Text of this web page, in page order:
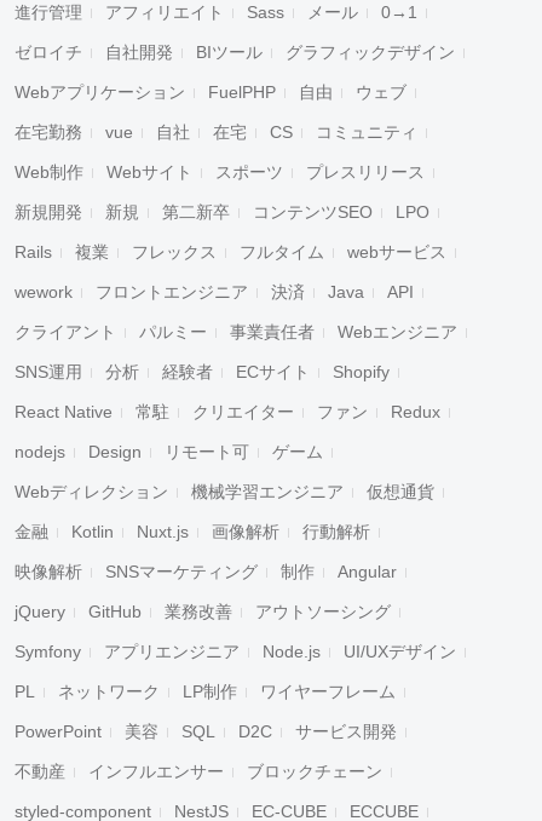
進行管理 アフィリエイト Sass メール 0→1
ゼロイチ 自社開発 BIツール グラフィックデザイン
Webアプリケーション FuelPHP 自由 ウェブ
在宅勤務 vue 自社 在宅 CS コミュニティ
Web制作 Webサイト スポーツ プレスリリース
新規開発 新規 第二新卒 コンテンツSEO LPO
Rails 複業 フレックス フルタイム webサービス
wework フロントエンジニア 決済 Java API
クライアント パルミー 事業責任者 Webエンジニア
SNS運用 分析 経験者 ECサイト Shopify
React Native 常駐 クリエイター ファン Redux
nodejs Design リモート可 ゲーム
Webディレクション 機械学習エンジニア 仮想通貨
金融 Kotlin Nuxt.js 画像解析 行動解析
映像解析 SNSマーケティング 制作 Angular
jQuery GitHub 業務改善 アウトソーシング
Symfony アプリエンジニア Node.js UI/UXデザイン
PL ネットワーク LP制作 ワイヤーフレーム
PowerPoint 美容 SQL D2C サービス開発
不動産 インフルエンサー ブロックチェーン
styled-component NestJS EC-CUBE ECCUBE